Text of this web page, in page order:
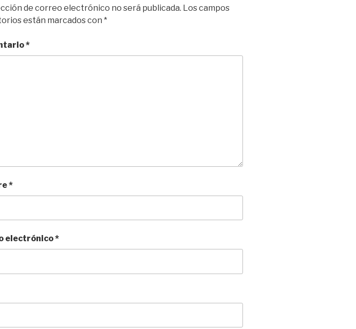
de correo electrónico no será publicada. Los campos
están marcados con *
*
*
electrónico*